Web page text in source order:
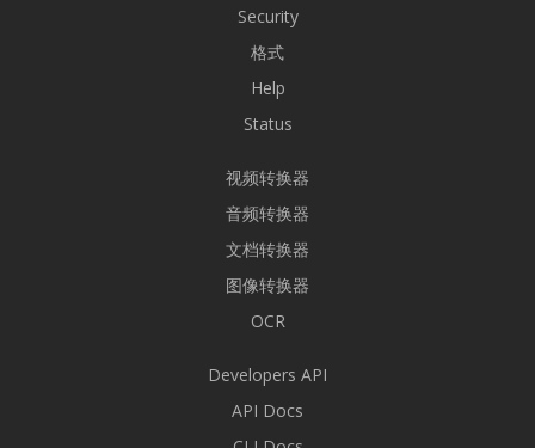
Security
格式
Help
Status
视频转换器
音频转换器
文档转换器
图像转换器
OCR
Developers API
API Docs